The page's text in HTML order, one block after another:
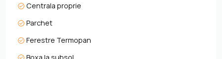
Centrala proprie
Parchet
Ferestre Termopan
Boxa la subsol